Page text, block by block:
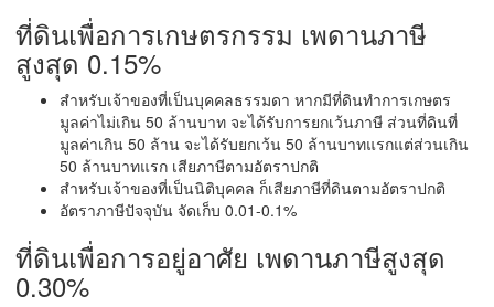
ที่ดินเพื่อการเกษตรกรรม เพดานภาษี
สูงสุด 0.15%
สำหรับเจ้าของที่เป็นบุคคลธรรมดา หากมีที่ดินทำการเกษตร
มูลค่าไม่เกิน 50 ล้านบาท จะได้รับการยกเว้นภาษี ส่วนที่ดินที่
มูลค่าเกิน 50 ล้าน จะได้รับยกเว้น 50 ล้านบาทแรกแต่ส่วนเกิน
50 ล้านบาทแรก เสียภาษีตามอัตราปกติ
สำหรับเจ้าของที่เป็นนิติบุคคล ก็เสียภาษีที่ดินตามอัตราปกติ
อัตราภาษีปัจจุบัน จัดเก็บ 0.01-0.1%
ที่ดินเพื่อการอยู่อาศัย เพดานภาษีสูงสุด
0.30%